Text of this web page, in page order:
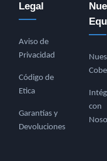
Legal
Aviso de
Privacidad
Código de
Etica
Garantías y
Devoluciones
con